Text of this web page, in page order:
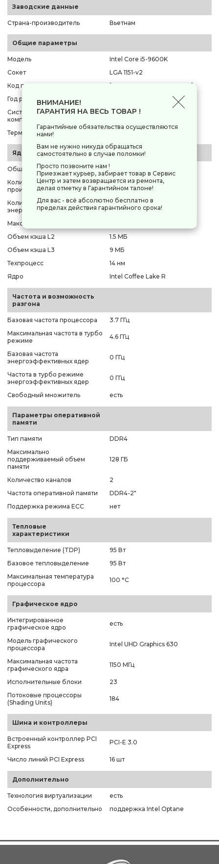
Заводские данные
Страна-производитель Вьетнам
Общие параметры
Модель
Intel Core i5-9600K
Сокет
LGA 1151-v2
Код производителя
[CM8068403874405-SRG11]
Год релиза
Система охлаждения в
комплекте
нет
Термоинтерфейс в комплекте
Ядро и архитектура
Общее количество ядер
Количество
производительных ядер
6
Количество
энергоэффективных ядер
0
Максимальное число потоков
Объем кэша L2
1.5 МБ
Объем кэша L3
9 МБ
Техпроцесс
14 нм
Ядро
Intel Coffee Lake R
Частота и возможность
разгона
Базовая частота процессора
3.7 ГГц
Максимальная частота в турбо
режиме
4.6 ГГц
Базовая частота
энергоэффективных ядер
0 ГГц
Частота в турбо режиме
энергоэффективных ядер
0 ГГц
Свободный множитель есть
Параметры оперативной
памяти
Тип памяти
DDR4
Максимально
поддерживаемый объем
памяти
128 ГБ
Количество каналов
2
Частота оперативной памяти
DDR4-2"
Поддержка режима ECC
нет
Тепловые
характеристики
Тепловыделение (TDP)
95 Вт
Базовое тепловыделение
95 Вт
Максимальная температура
процессора
100 °C
Графическое ядро
Интегрированное
графическое ядро
есть
Модель графического
процессора
Intel UHD Graphics 630
Максимальная частота
графического ядра
1150 МГц
Исполнительные блоки
23
Потоковые процессоры
(Shading Units)
184
Шина и контроллеры
Встроенный контроллер PCI
Express
PCI-E 3.0
Число линий PCI Express 16 шт
Дополнительно
Технология виртуализации
есть
Особенности, дополнительно
поддержка Intel Optane
ВНИМАНИЕ!
ГАРАНТИЯ НА ВЕСЬ ТОВАР !
Гарантийные обязательства осуществляются
нами!
Вам не нужно никуда обращаться
самостоятельно в случае поломки!
Просто позвоните нам !
Приезжает курьер, забирает товар в Сервис
Центр и затем возвращается из ремонта,
делая отметку в Гарантийном талоне!
Для вас - всё абсолютно бесплатно в
пределах действия гарантийного срока!